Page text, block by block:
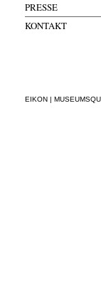
PRESSE
KONTAKT
EIKON |